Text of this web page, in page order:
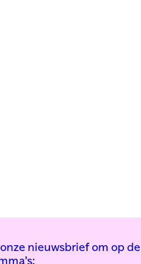
nieuwsbrief om op